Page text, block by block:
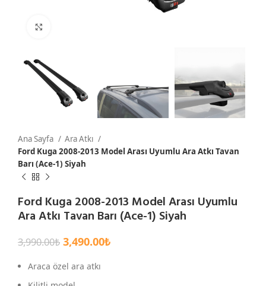
Ana Sayfa
Ara Atkı
Ford Kuga 2008-2013 Model Arası Uyumlu Ara Atkı Tavan
Barı (Ace-1) Siyah
Ford Kuga 2008-2013 Model Arası Uyumlu
Ara Atkı Tavan Barı (Ace-1) Siyah
3,990.00₺ 3,490.00₺
Araca özel ara atkı